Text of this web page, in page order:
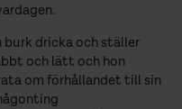
burk dricka och ställer
och lätt och hon
om förhållandet till sin